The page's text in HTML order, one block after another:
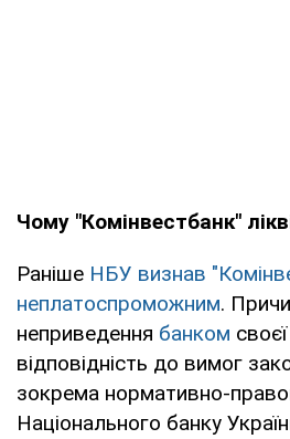
Чому "Комінвестбанк"
Раніше НБУ визнав
неплатоспроможним.
неприведення банком
відповідність до вимог
зокрема нормативно-
Національного банку